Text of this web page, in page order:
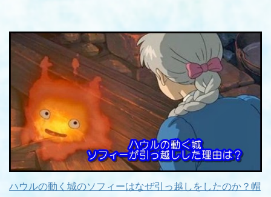
ハウルの動く城のソフィーはなぜ引っ越しをしたのか？帽